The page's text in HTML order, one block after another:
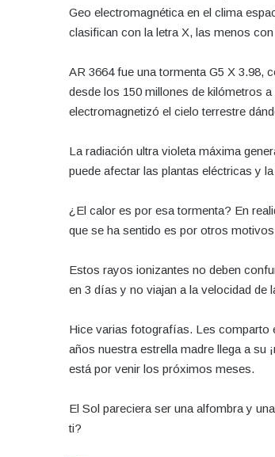
Geo electromagnética en el clima
clasifican con la letra X, las menos
AR 3664 fue una tormenta G5 X 3.98,
desde los 150 millones de kilómetros
electromagnetizó el cielo terrestre
La radiación ultra violeta máxima
puede afectar las plantas eléctricas y
¿El calor es por esa tormenta? En
que se ha sentido es por otros
Estos rayos ionizantes no deben
en 3 días y no viajan a la velocidad de
Hice varias fotografías. Les comparto
años nuestra estrella madre llega a su
está por venir los próximos meses.
El Sol pareciera ser una alfombra y
ti?